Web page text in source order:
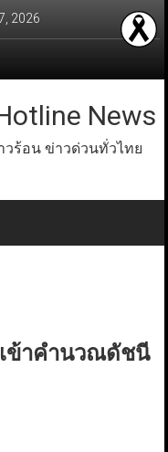
2026
News
วร้อน ข่าวด่วนทั่วไทย
ข้าคำนวณดัชนี